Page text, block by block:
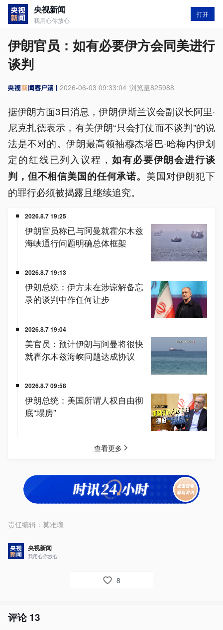
央视新闻
我用心你放心
打开
伊朗官员：如有必要伊方会同美进行
谈判
2026-06-03 09:33:04 浏览量825988
据伊朗方面3日消息，伊朗伊斯兰议会副议长阿里·
尼克扎德表示，有关伊朗“只会打仗而不谈判”的说
法是不对的。伊朗最高领袖穆杰塔巴·哈梅内伊划
定的红线已列入议程， 如有必要伊朗会进行谈
判，但不相信美国的任何承诺。 美国对伊朗犯下
的罪行必须被揭露且继续追究。
责任编辑： 莫雅瑄
央视新闻
我用心你放心
8
评论13